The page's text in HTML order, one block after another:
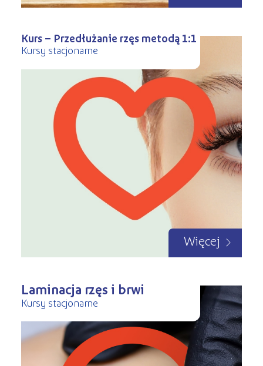
Kurs – Przedłużanie rzęs metodą 1:1
Kursy stacjonarne
Więcej
Laminacja rzęs i brwi
Kursy stacjonarne